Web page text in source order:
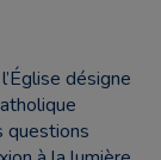
désigne
questions